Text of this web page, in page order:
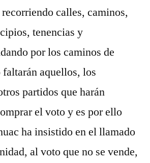
calles, caminos,
tenencias y
por los caminos de
aquellos, los
partidos que harán
el voto y es por ello
ha insistido en el llamado
al voto que no se vende,